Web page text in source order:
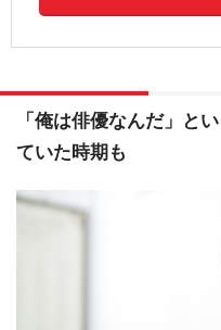
「俺は俳優なんだ」と
ていた時期も